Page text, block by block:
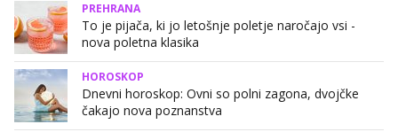
PREHRANA
To je pijača, ki jo letošnje poletje naročajo vsi -
nova poletna klasika
HOROSKOP
Dnevni horoskop: Ovni so polni zagona, dvojčke
čakajo nova poznanstva